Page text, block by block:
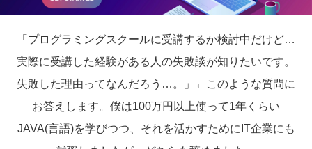
「プログラミングスクールに受講するか検討中だけど…
実際に受講した経験がある人の失敗談が知りたいです。
失敗した理由ってなんだろう…。」←このような質問に
お答えします。僕は100万円以上使って1年くらい
JAVA(言語)を学びつつ、それを活かすためにIT企業にも